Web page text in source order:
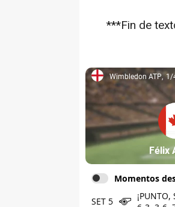
***Fin de
Wimbledon ATP, 1/4
Wimbledon ATP 1/
Félix
Momentos
SET 5